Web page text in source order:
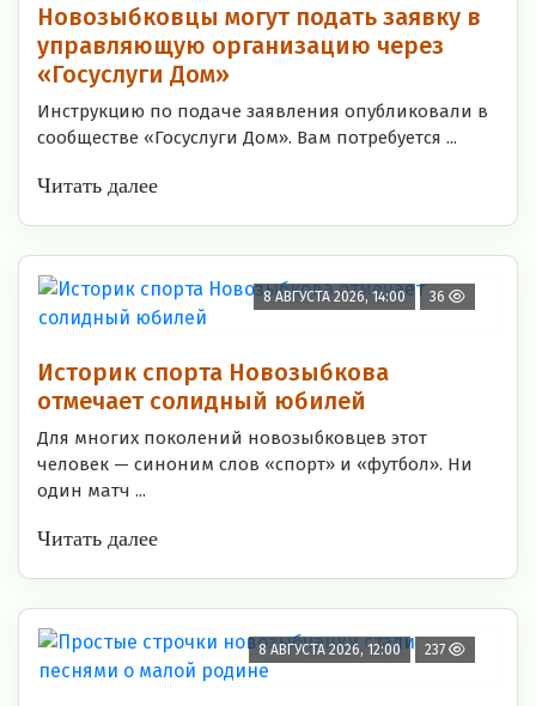
Новозыбковцы могут подать заявку в
управляющую организацию через
«Госуслуги Дом»
Инструкцию по подаче заявления опубликовали в
сообществе «Госуслуги Дом». Вам потребуется ...
Читать далее
8 АВГУСТА 2026, 14:00 36
Историк спорта Новозыбкова
отмечает солидный юбилей
Для многих поколений новозыбковцев этот
человек — синоним слов «спорт» и «футбол». Ни
один матч ...
Читать далее
8 АВГУСТА 2026, 12:00 237